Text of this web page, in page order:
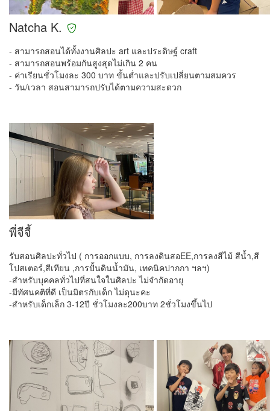
Natcha K.
- สามารถสอนได้ทั้งงานศิลปะ art และประดิษฐ์ craft
- สามารถสอนพร้อมกันสูงสุดไม่เกิน 2 คน
- ค่าเรียนชั่วโมงละ 300 บาท ขั้นต่ำและปรับเปลี่ยนตามสมควร
- วัน/เวลา สอนสามารถปรับได้ตามความสะดวก
พี่จีจี้
รับสอนศิลปะทั่วไป ( การออกแบบ, การลงดินสอEE,การลงสีไม้ สีน้ำ,สี
โปสเตอร์,สีเทียน ,การปั้นดินน้ำมัน, เทคนิคปากกา ฯลฯ)
-สำหรับบุคคลทั่วไปที่สนใจในศิลปะ ไม่จำกัดอายุ
-มีทัศนคติที่ดี เป็นมิตรกับเด็ก ไม่ดุนะคะ
-สำหรับเด็กเล็ก 3-12ปี ชั่วโมงละ200บาท 2ชั่วโมงขึ้นไป